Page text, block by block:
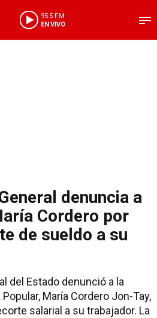
95.5 FM
EN VIVO
denuncia a
Cordero por
de sueldo a su
del Estado denunció a la
María Cordero Jon-Tay,
salarial a su trabajador. La